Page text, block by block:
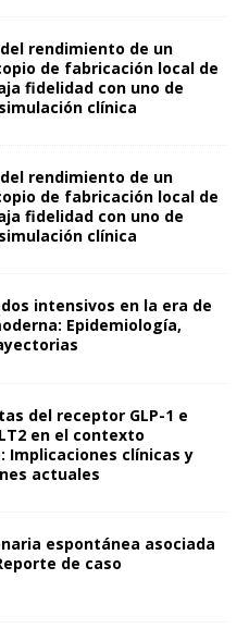
rendimiento de un
de fabricación local de
fidelidad con uno de
clínica
rendimiento de un
de fabricación local de
fidelidad con uno de
clínica
intensivos en la era de
Epidemiología,
del receptor GLP-1 e
en el contexto
Implicaciones clínicas y
actuales
espontánea asociada
de caso